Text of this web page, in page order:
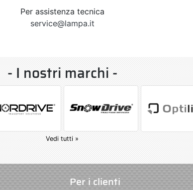
Per assistenza tecnica
service@lampa.it
- I nostri marchi -
Vedi tutti »
Per i clienti